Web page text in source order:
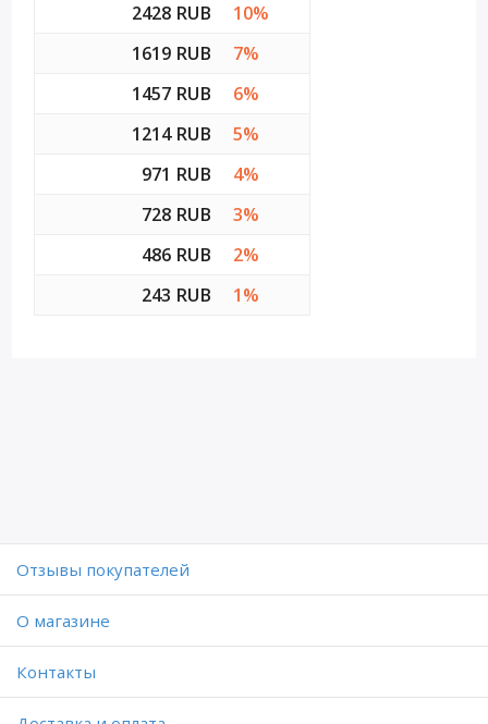
2428 RUB
10%
1619 RUB
7%
1457 RUB
6%
1214 RUB
5%
971 RUB
4%
728 RUB
3%
486 RUB
2%
243 RUB
1%
Отзывы покупателей
O магазине
Контакты